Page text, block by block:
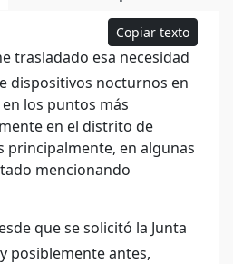
Copiar texto
trasladado esa necesidad
dispositivos nocturnos en
los puntos más
en el distrito de
principalmente, en algunas
mencionando
que se solicitó la Junta
posiblemente antes,